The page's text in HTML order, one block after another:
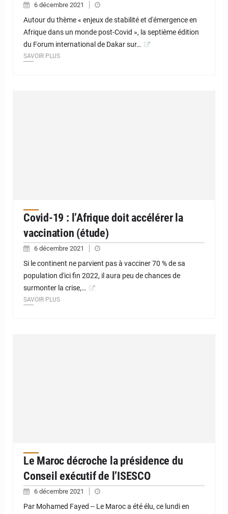
6 décembre 2021
Autour du thème « enjeux de stabilité et d'émergence en
Afrique dans un monde post-Covid », la septième édition
du Forum international de Dakar sur…
SAVOIR PLUS
Covid-19 : l’Afrique doit accélérer la
vaccination (étude)
6 décembre 2021
Si le continent ne parvient pas à vacciner 70 % de sa
population d'ici fin 2022, il aura peu de chances de
surmonter la crise,…
SAVOIR PLUS
Le Maroc décroche la présidence du
Conseil exécutif de l’ISESCO
6 décembre 2021
Par Mohamed Fayed -- Le Maroc a été élu, ce lundi en